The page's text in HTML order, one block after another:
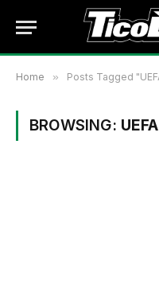
Home » Posts Tagged
BROWSING: UEFA